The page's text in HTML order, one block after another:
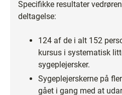
Specifikke resultater
deltagelse:
124 af de i alt 152
kursus i systematisk
sygeplejersker.
Sygeplejerskerne på
gået i gang med at